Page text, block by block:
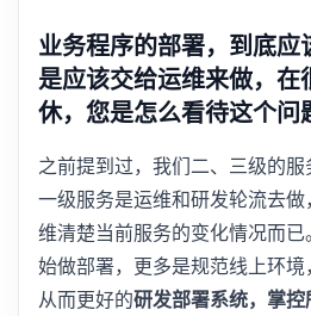
业务程序的部署，到底
是应该交给运维来做，
休，您是怎么看待这个问
之前提到过，我们二、三级的服
一级服务是运维和研发轮流去
维清楚当前服务的变化情况而
始做部署，更多是规范线上环境
从而更好的研发部署系统，掌